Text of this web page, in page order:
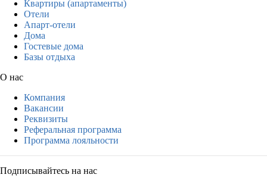
Квартиры (апартаменты)
Отели
Апарт-отели
Дома
Гостевые дома
Базы отдыха
О нас
Компания
Вакансии
Реквизиты
Реферальная программа
Программа лояльности
Подписывайтесь на нас